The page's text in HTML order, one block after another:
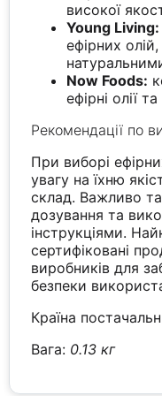
високої
Young Living:
ефірних
Now Foods:
ефірні олії
Рекомендації по
При виборі
увагу на їхню
склад. Важливо
дозування та
інструкціями.
сертифіковані
виробників для
безпеки
Країна
Вага: 0.13 кг